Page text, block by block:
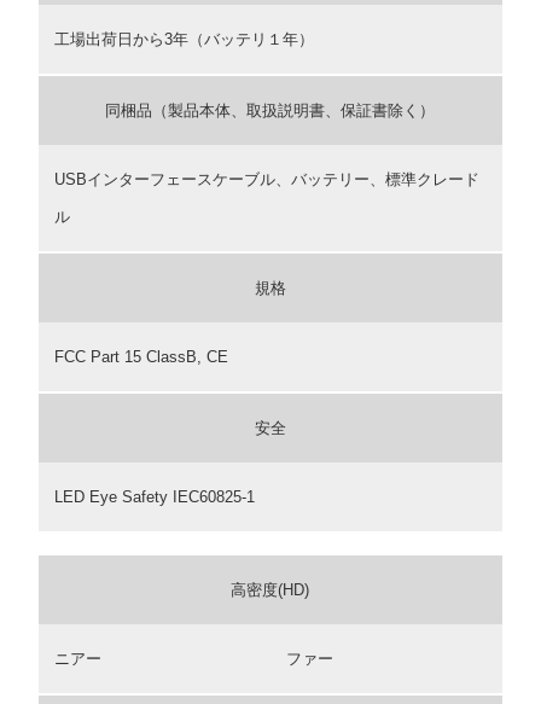
工場出荷日から3年（バッテリ１年）
同梱品（製品本体、取扱説明書、保証書除く）
USBインターフェースケーブル、バッテリー、標準クレード
ル
規格
FCC Part 15 ClassB, CE
安全
LED Eye Safety IEC60825-1
高密度(HD)
ニアー ファー